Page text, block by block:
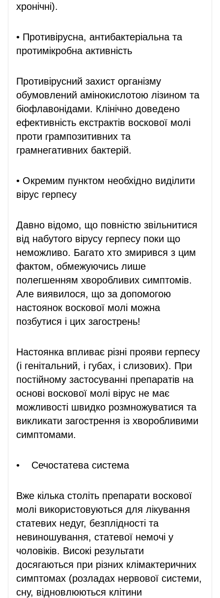
хронічні).
• Противірусна, антибактеріальна та
протимікробна активність
Противірусний захист організму
обумовлений амінокислотою лізином та
біофлавонідами. Клінічно доведено
ефективність екстрактів воскової молі
проти грампозитивних та
грамнегативних бактерій.
• Окремим пунктом необхідно виділити
вірус герпесу
Давно відомо, що повністю звільнитися
від набутого вірусу герпесу поки що
неможливо. Багато хто змирився з цим
фактом, обмежуючись лише
полегшенням хворобливих симптомів.
Але виявилося, що за допомогою
настоянок воскової молі можна
позбутися і цих загострень!
Настоянка впливає різні прояви герпесу
(і генітальний, і губах, і слизових). При
постійному застосуванні препаратів на
основі воскової молі вірус не має
можливості швидко розмножуватися та
викликати загострення із хворобливими
симптомами.
• Сечостатева система
Вже кілька століть препарати воскової
молі використовуються для лікування
статевих недуг, безплідності та
невиношування, статевої немочі у
чоловіків. Високі результати
досягаються при різних клімактеричних
симптомах (розладах нервової системи,
сну, відновлюються клітини